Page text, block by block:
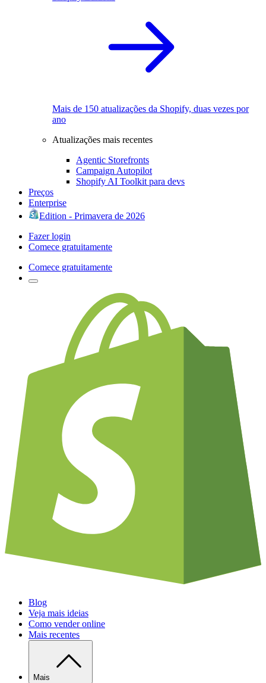
Mais de 150 atualizações da Shopify, duas vezes por
ano
Atualizações mais recentes
Agentic Storefronts
Campaign Autopilot
Shopify AI Toolkit para devs
Preços
Enterprise
Edition - Primavera de 2026
Fazer login
Comece gratuitamente
Comece gratuitamente
Blog
Veja mais ideias
Como vender online
Mais recentes
Mais